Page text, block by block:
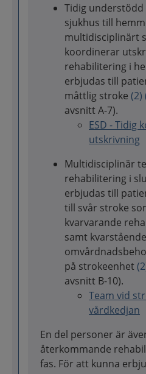
Tidig
sjukhus till
multidisciplinärt
koordinerar
rehabilitering i
erbjudas till
måttlig stroke (2)
avsnitt A-7).
ESD - Tidig
utskrivning
Multidisciplinär
rehabilitering i
erbjudas till
till svår stroke
kvarvarande
samt kvarstående
på strokeenhet
avsnitt B-10).
Team vid
vårdkedjan
En del personer är
återkommande
fas. För att kunna